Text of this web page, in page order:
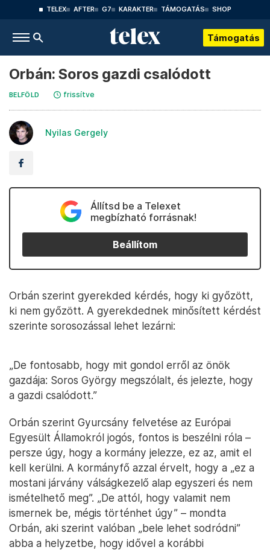
TELEX AFTER G7 KARAKTER TÁMOGATÁS SHOP
Támogatás
Orbán: Soros gazdi csalódott
BELFÖLD frissítve
Nyilas Gergely
Állítsd be a Telexet
megbízható forrásnak!
Beállítom
Orbán szerint gyerekded kérdés, hogy ki győzött,
ki nem győzött. A gyerekdednek minősített kérdést
szerinte sorosozással lehet lezárni:
„De fontosabb, hogy mit gondol erről az önök
gazdája: Soros György megszólalt, és jelezte, hogy
a gazdi csalódott.”
Orbán szerint Gyurcsány felvetése az Európai
Egyesült Államokról jogós, fontos is beszélni róla –
persze úgy, hogy a kormány jelezze, ez az, amit el
kell kerülni. A kormányfő azzal érvelt, hogy a „ez a
mostani járvány válságkezelő alap egyszeri és nem
ismételhető meg”. „De attól, hogy valamit nem
ismernek be, mégis történhet úgy” – mondta
Orbán, aki szerint valóban „bele lehet sodródni”
abba a helyzetbe, hogy idővel a korábbi